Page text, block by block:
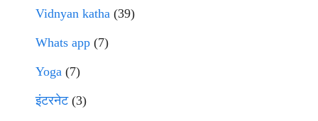
Vidnyan katha (39)
Whats app (7)
Yoga (7)
इंटरनेट(3)